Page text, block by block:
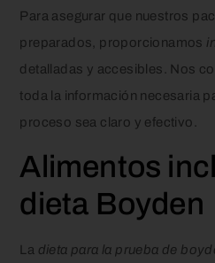
Para asegurar que nuestros
preparados, proporcionamos
detalladas y accesibles. Nos
toda la información necesaria
proceso sea claro y efectivo.
Alimentos
dieta Boyden
La dieta para la prueba de